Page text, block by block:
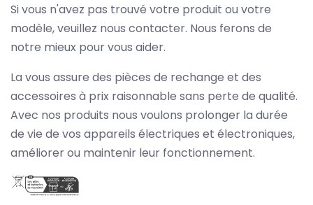
Si vous n'avez pas trouvé votre produit ou votre
modèle, veuillez nous contacter. Nous ferons de
notre mieux pour vous aider.
La vous assure des pièces de rechange et des
accessoires à prix raisonnable sans perte de qualité.
Avec nos produits nous voulons prolonger la durée
de vie de vos appareils électriques et électroniques,
améliorer ou maintenir leur fonctionnement.